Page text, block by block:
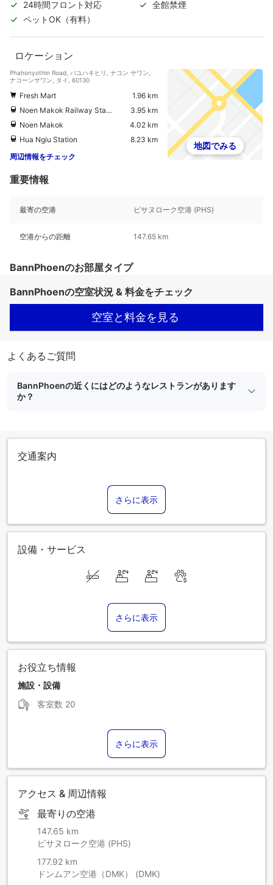
24時間フロント対応
全館禁煙
ペットOK（有料）
ロケーション
Phahonyothin Road, パユハキヒリ, ナコン サワン,
ナコーンサワン, タイ, 60130
Fresh Mart
1.96 km
Noen Makok Railway Station
3.95 km
Noen Makok
4.02 km
Hua Ngiu Station
8.23 km
周辺情報をチェック
地図でみる
重要情報
最寄の空港 ピサヌローク空港 (PHS)
空港からの距離 147.65 km
BannPhoenのお部屋タイプ
BannPhoenの空室状況 & 料金をチェック
空室と料金を見る
よくあるご質問
BannPhoenの近くにはどのようなレストランがあります
か？
交通案内
さらに表示
設備・サービス
さらに表示
お役立ち情報
施設・設備
客室数 20
さらに表示
アクセス & 周辺情報
最寄りの空港
147.65 km
ピサヌローク空港 (PHS)
177.92 km
ドンムアン空港（DMK） (DMK)